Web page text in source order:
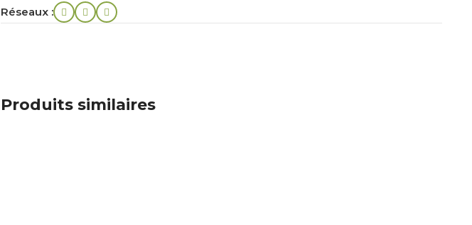
Réseaux :
Produits similaires